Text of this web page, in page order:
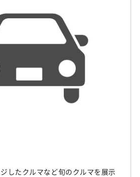
したクルマなど旬のクルマを展示